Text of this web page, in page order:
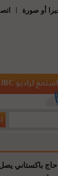
أو صورة
استمع لراديو JBC
باكستاني